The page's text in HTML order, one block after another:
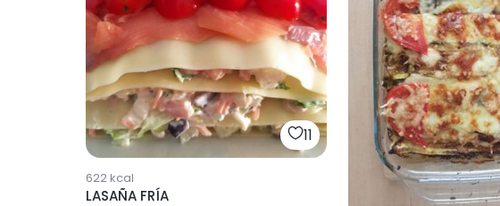
11
622kcal
LASAÑA FRÍA